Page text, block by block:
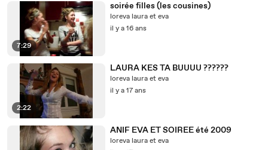
7:29
soirée filles (les cousines)
loreva laura et eva
il y a 16 ans
2:22
LAURA KES TA BUUUU ??????
loreva laura et eva
il y a 17 ans
ANIF EVA ET SOIREE été 2009
loreva laura et eva